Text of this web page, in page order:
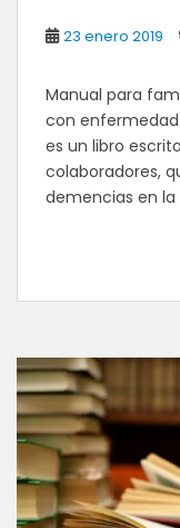
23 enero 2019
Manual para
con
es un libro
colaboradores,
demencias en